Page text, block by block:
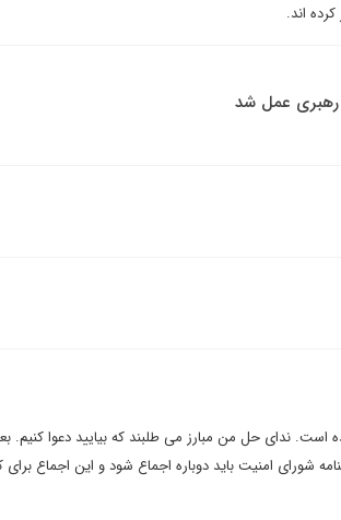
اند.
رهبری عمل شد
ندای حل من مبارز می طلبند که بیایید دعوا کنیم.
شورای امنیت باید دوباره اجماع شود و این اجماع